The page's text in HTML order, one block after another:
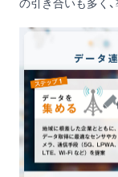
の引き合いも多く